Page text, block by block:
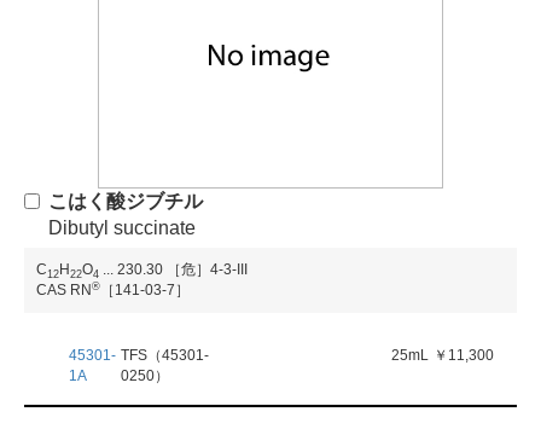
こはく酸ジブチル
Dibutyl succinate
C 1 2 H 22O4 ... 230.30
［危］4-3-III
CAS RN ® ［141-03-7］
45301-
1A
TFS（45301-
0250）
25mL ￥11,300